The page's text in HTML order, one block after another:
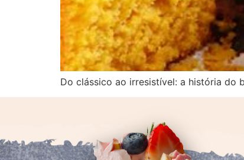
Do clássico ao irresistível: a história do